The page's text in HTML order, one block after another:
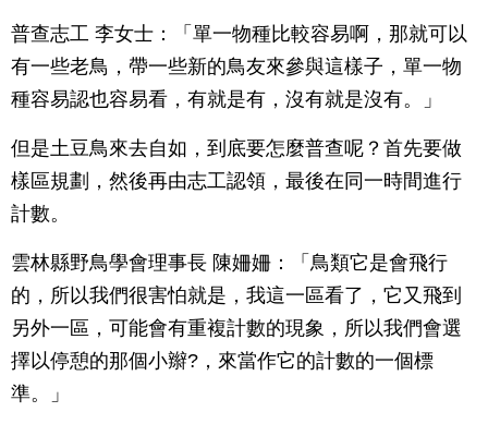
普查志工 李女士：「單一物種比較容易啊，那就可以
有一些老鳥，帶一些新的鳥友來參與這樣子，單一物
種容易認也容易看，有就是有，沒有就是沒有。」
但是土豆鳥來去自如，到底要怎麼普查呢？首先要做
樣區規劃，然後再由志工認領，最後在同一時間進行
計數。
雲林縣野鳥學會理事長 陳姍姍：「鳥類它是會飛行
的，所以我們很害怕就是，我這一區看了，它又飛到
另外一區，可能會有重複計數的現象，所以我們會選
擇以停憩的那個小辮?，來當作它的計數的一個標
準。」